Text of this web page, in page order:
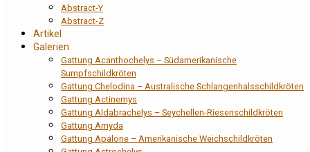
Abstract-Y
Abstract-Z
Artikel
Galerien
Gattung Acanthochelys – Südamerikanische
Sumpfschildkröten
Gattung Chelodina – Australische Schlangenhalsschildkröten
Gattung Actinemys
Gattung Aldabrachelys – Seychellen-Riesenschildkröten
Gattung Amyda
Gattung Apalone – Amerikanische Weichschildkröten